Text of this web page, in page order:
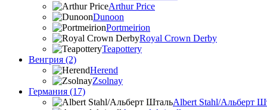
Arthur Price
Dunoon
Portmeirion
Royal Crown Derby
Teapottery
Венгрия (2)
Herend
Zsolnay
Германия (17)
Albert Stahl/Альбеpт